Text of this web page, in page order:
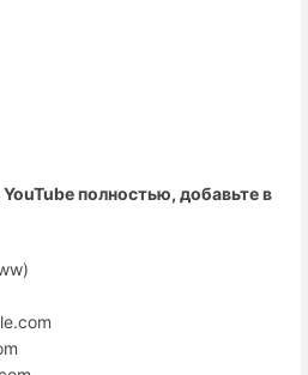
полностью, добавьте в